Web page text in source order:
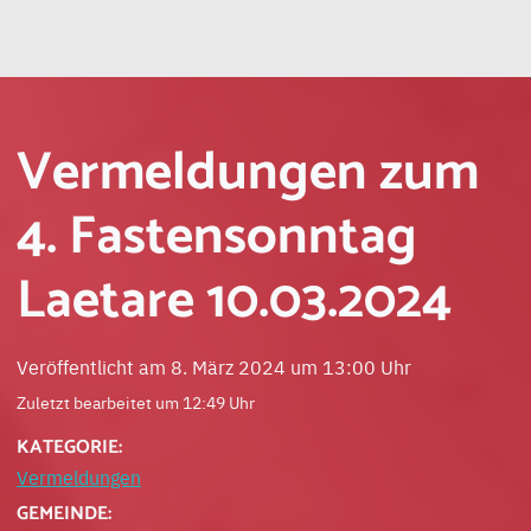
Vermeldungen zum
4. Fastensonntag
Laetare 10.03.2024
Veröffentlicht am 8. März 2024 um 13:00 Uhr
Zuletzt bearbeitet um 12:49 Uhr
KATEGORIE:
Vermeldungen
GEMEINDE: